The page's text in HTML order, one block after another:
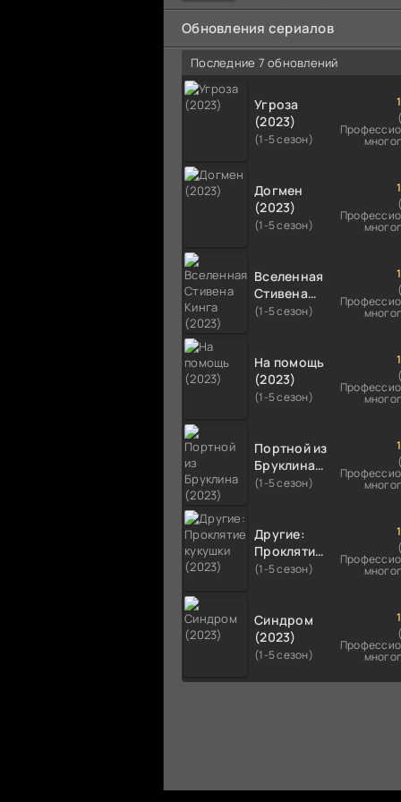
намного
Обновления сериалов
Последние 7 обновлений
Угроза
(2023)
(1-5 сезон)
Догмен
(2023)
(1-5 сезон)
Вселенная
Стивена
Кинга
(1-5 сезон)
На помощь
(2023)
(1-5 сезон)
Портной из
Бруклина
(2023)
(1-5 сезон)
Другие:
Проклятие
кукушки
(1-5 сезон)
Синдром
(2023)
(1-5 сезон)